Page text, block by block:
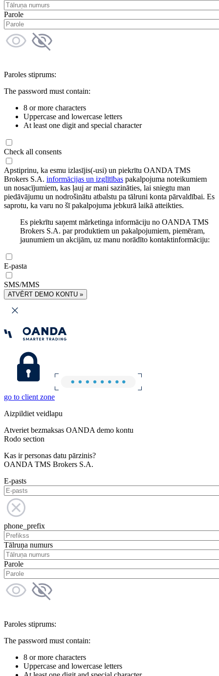
Parole
Paroles stiprums:
The password must contain:
8 or more characters
Uppercase and lowercase letters
At least one digit and special character
Check all consents
Apstiprinu, ka esmu izlasījis(-usi) un piekrītu OANDA TMS
Brokers S.A. informācijas un izglītības pakalpojuma noteikumiem
un nosacījumiem, kas ļauj ar mani sazināties, lai sniegtu man
piedāvājumu un nodrošinātu atbalstu pa tālruni konta pārvaldībai. Es
saprotu, ka varu no šī pakalpojuma jebkurā laikā atteikties.
Es piekrītu saņemt mārketinga informāciju no OANDA TMS
Brokers S.A. par produktiem un pakalpojumiem, piemēram,
jaunumiem un akcijām, uz manu norādīto kontaktinformāciju:
E-pasta
SMS/MMS
ATVĒRT DEMO KONTU »
go to client zone
Aizpildiet veidlapu
Atveriet bezmaksas OANDA demo kontu
Rodo section
Kas ir personas datu pārzinis?
OANDA TMS Brokers S.A.
E-pasts
phone_prefix
Tālruņa numurs
Parole
Paroles stiprums:
The password must contain:
8 or more characters
Uppercase and lowercase letters